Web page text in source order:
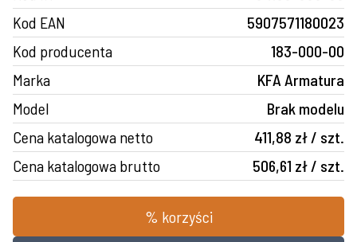
Kod EAN
5907571180023
Kod producenta
183-000-00
Marka
KFA Armatura
Model
Brak modelu
Cena katalogowa netto
411,88 zł / szt.
Cena katalogowa brutto
506,61 zł / szt.
% korzyści